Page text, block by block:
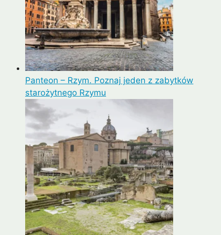
Panteon – Rzym. Poznaj jeden z zabytków
starożytnego Rzymu